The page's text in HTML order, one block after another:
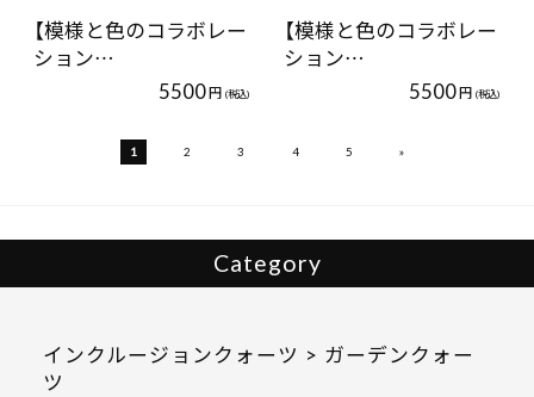
【模様と色のコラボレー
ション…
5500円 (税込)
【模様と色のコラボレー
ション…
5500円 (税込)
1 2 3 4 5 »
Category
インクルージョンクォーツ > ガーデンクォー
ツ